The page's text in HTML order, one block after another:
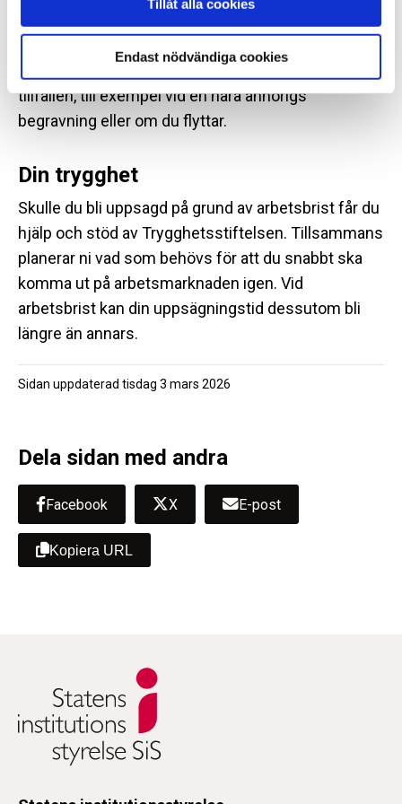
Tillåt alla cookies
Endast nödvändiga cookies
Du har möjlighet att göra läkarbesök och akuta
tandläkarbesök på betald arbetstid.
Du har även möjlighet till ledighet med lön vid andra
tillfällen, till exempel vid en nära anhörigs
begravning eller om du flyttar.
Din trygghet
Skulle du bli uppsagd på grund av arbetsbrist får du
hjälp och stöd av Trygghetsstiftelsen. Tillsammans
planerar ni vad som behövs för att du snabbt ska
komma ut på arbetsmarknaden igen. Vid
arbetsbrist kan din uppsägningstid dessutom bli
längre än annars.
Sidan uppdaterad tisdag 3 mars 2026
Dela sidan med andra
Facebook X E-post
Kopiera URL